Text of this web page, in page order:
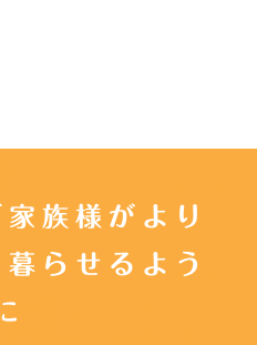
族様がより
らせるよう